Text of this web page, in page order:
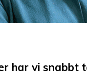
har vi snabbt